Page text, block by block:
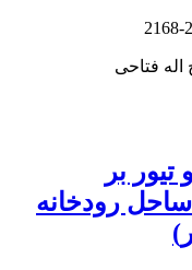
اله فتاحی
بر
رودخانه